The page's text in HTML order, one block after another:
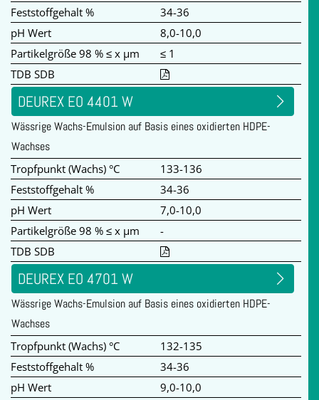
Feststoffgehalt %
34-36
pH Wert
8,0-10,0
Partikelgröße 98 % ≤ x µm
≤ 1
TDB SDB
DEUREX EO 4401 W
Wässrige Wachs-Emulsion auf Basis eines oxidierten HDPE-
Wachses
Tropfpunkt (Wachs) °C
133-136
Feststoffgehalt %
34-36
pH Wert
7,0-10,0
Partikelgröße 98 % ≤ x µm
-
TDB SDB
DEUREX EO 4701 W
Wässrige Wachs-Emulsion auf Basis eines oxidierten HDPE-
Wachses
Tropfpunkt (Wachs) °C
132-135
Feststoffgehalt %
34-36
pH Wert
9,0-10,0